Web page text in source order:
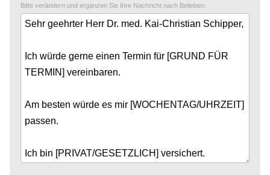
Bitte verändern und ergänzen Sie Ihre Nachricht nach Belieben: